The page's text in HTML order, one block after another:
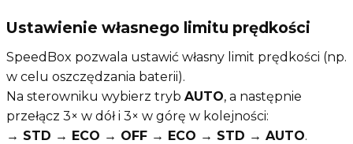
Ustawienie własnego limitu prędkości
SpeedBox pozwala ustawić własny limit prędkości (np.
w celu oszczędzania baterii).
Na sterowniku wybierz tryb AUTO, a następnie
przełącz 3× w dół i 3× w górę w kolejności:
→ STD → ECO → OFF → ECO → STD → AUTO.